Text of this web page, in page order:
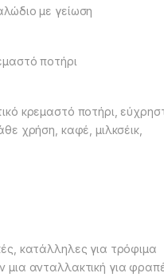
με γείωση
ποτήρι
κρεμαστό ποτήρι,
χρήση, καφέ, μιλκσέικ,
κατάλληλες για τρόφιμα
μια ανταλλακτική για